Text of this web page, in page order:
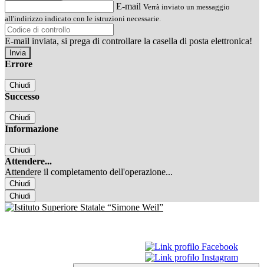
E-mail Verrà inviato un messaggio
all'indirizzo indicato con le istruzioni necessarie.
E-mail inviata, si prega di controllare la casella di posta elettronica!
Errore
Chiudi
Successo
Chiudi
Informazione
Chiudi
Attendere...
Attendere il completamento dell'operazione...
Chiudi
Chiudi